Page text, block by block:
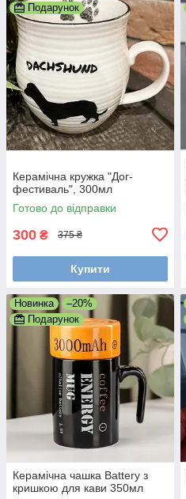
Подарунок
Керамічна кружка "Дог-
фестиваль", 300мл
Готово до відправки
300 ₴ 375 ₴
Купити
Новинка
–20%
Подарунок
Керамічна чашка Battery з
кришкою для кави 350мл